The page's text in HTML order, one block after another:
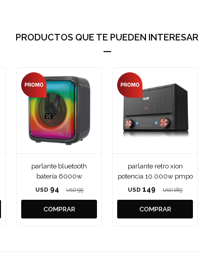
PRODUCTOS QUE TE PUEDEN INTERESAR
parlante bluetooth
batería 6000w
USD 94 USD 99
parlante retro xion
potencia 10.000w pmpo
USD 149 USD 189